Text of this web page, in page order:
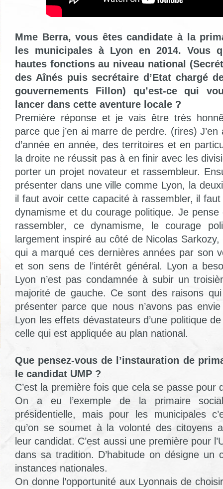
Mme Berra, vous êtes candidate à la
les municipales à Lyon en 2014. Vous
hautes fonctions au niveau national
des Aînés puis secrétaire d’Etat chargé
gouvernements Fillon) qu’est-ce qui
lancer dans cette aventure locale ?
Première réponse et je vais être très
parce que j’en ai marre de perdre. (rires) J’en
d’année en année, des territoires et en
la droite ne réussit pas à en finir avec les
porter un projet novateur et rassembleur.
présenter dans une ville comme Lyon, la
il faut avoir cette capacité à rassembler, il
dynamisme et du courage politique. Je
rassembler, ce dynamisme, le courage
largement inspiré au côté de Nicolas
qui a marqué ces dernières années par son
et son sens de l’intérêt général. Lyon a
Lyon n’est pas condamnée à subir un
majorité de gauche. Ce sont des raisons
présenter parce que nous n’avons pas
Lyon les effets dévastateurs d’une politique
celle qui est appliquée au plan national.
Que pensez-vous de l’instauration de
le candidat UMP ?
C’est la première fois que cela se passe pour
On a eu l’exemple de la primaire
présidentielle, mais pour les municipales
qu’on se soumet à la volonté des citoyens
leur candidat. C’est aussi une première pour
dans sa tradition. D’habitude on désigne un
instances nationales.
On donne l’opportunité aux Lyonnais de